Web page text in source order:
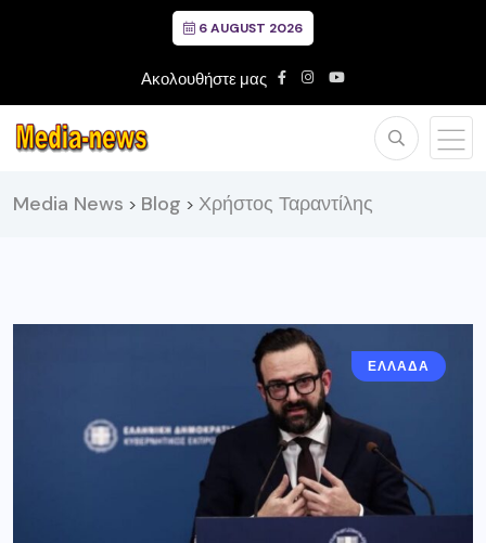
6 AUGUST 2026
Ακολουθήστε μας
Media News > Blog > Χρήστος Ταραντίλης
ΕΛΛΑΔΑ